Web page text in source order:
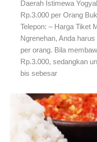
Daerah Istimewa
Rp.3.000 per Orang
Telepon: – Harga Tiket
Ngrenehan, Anda
per orang. Bila
Rp.3.000, sedangkan
bis sebesar